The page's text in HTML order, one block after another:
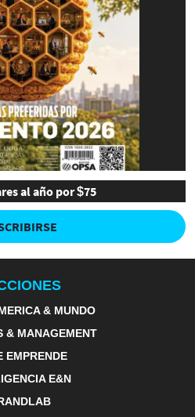
al año por $75
& MUNDO
& MANAGEMENT
EMPRENDE
E&N